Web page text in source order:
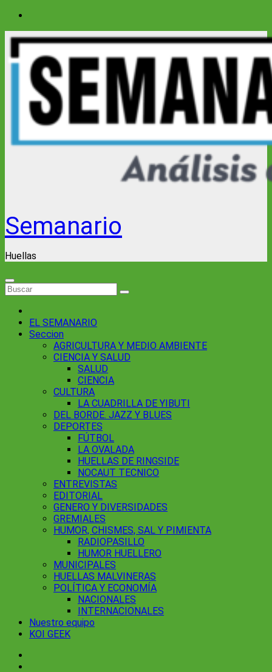
Saltar
contenido
Semanario
Huellas
EL SEMANARIO
Seccion
AGRICULTURA Y MEDIO AMBIENTE
CIENCIA Y SALUD
SALUD
CIENCIA
CULTURA
LA CUADRILLA DE YIBUTI
DEL BORDE. JAZZ Y BLUES
DEPORTES
FÚTBOL
LA OVALADA
HUELLAS DE RINGSIDE
NOCAUT TECNICO
ENTREVISTAS
EDITORIAL
GENERO Y DIVERSIDADES
GREMIALES
HUMOR, CHISMES, SAL Y PIMIENTA
RADIOPASILLO
HUMOR HUELLERO
MUNICIPALES
HUELLAS MALVINERAS
POLÍTICA Y ECONOMÍA
NACIONALES
INTERNACIONALES
Nuestro equipo
KOI GEEK